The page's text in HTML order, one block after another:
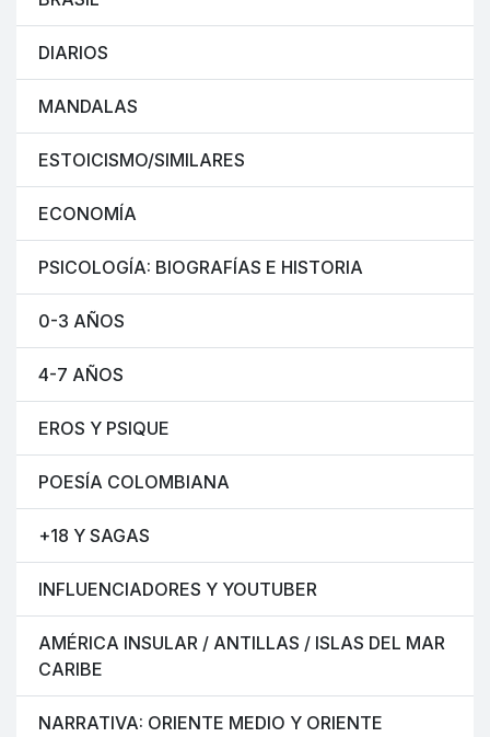
DIARIOS
MANDALAS
ESTOICISMO/SIMILARES
ECONOMÍA
PSICOLOGÍA: BIOGRAFÍAS E HISTORIA
0-3 AÑOS
4-7 AÑOS
EROS Y PSIQUE
POESÍA COLOMBIANA
+18 Y SAGAS
INFLUENCIADORES Y YOUTUBER
AMÉRICA INSULAR / ANTILLAS / ISLAS DEL MAR
CARIBE
NARRATIVA: ORIENTE MEDIO Y ORIENTE